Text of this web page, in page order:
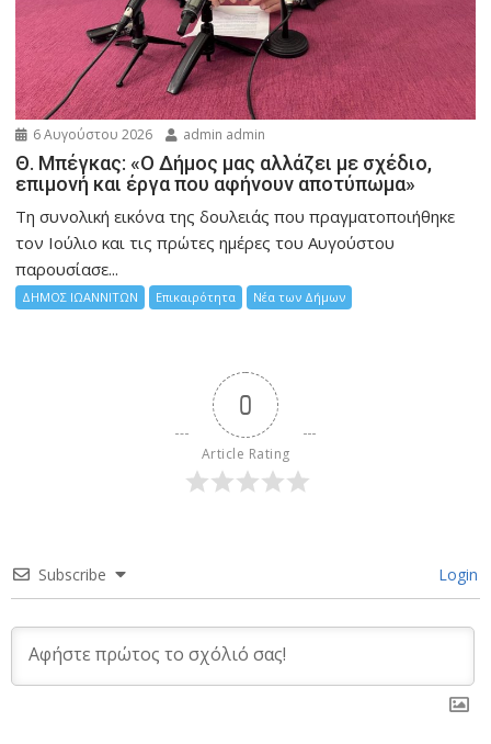
6 Αυγούστου 2026 admin admin
Θ. Μπέγκας: «Ο Δήμος μας αλλάζει με σχέδιο,
επιμονή και έργα που αφήνουν αποτύπωμα»
Τη συνολική εικόνα της δουλειάς που πραγματοποιήθηκε
τον Ιούλιο και τις πρώτες ημέρες του Αυγούστου
παρουσίασε...
ΔΗΜΟΣ ΙΩΑΝΝΙΤΩΝ Επικαιρότητα Νέα των Δήμων
0
Article Rating
Subscribe Login